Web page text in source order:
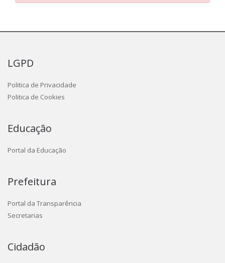
LGPD
Politica de Privacidade
Politica de Cookies
Educação
Portal da Educação
Prefeitura
Portal da Transparência
Secretarias
Cidadão